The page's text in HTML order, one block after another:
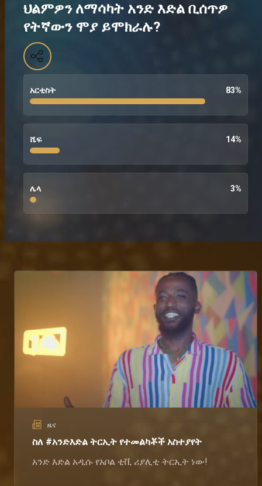
ህልምዎን ለማሳካት አንድ እድል ቢሰጥዎ
የትኛውን ሞያ ይሞክራሉ?
አርቲስት 83%
ሼፍ 14%
ሌላ 3%
ዜና
ስለ #አንድእድል ትርኢት የተመልካቾች አስተያየት
አንድ እድል አዲሱ የአቦል ቲቪ ሪያሊቲ ትርኢት ነው!